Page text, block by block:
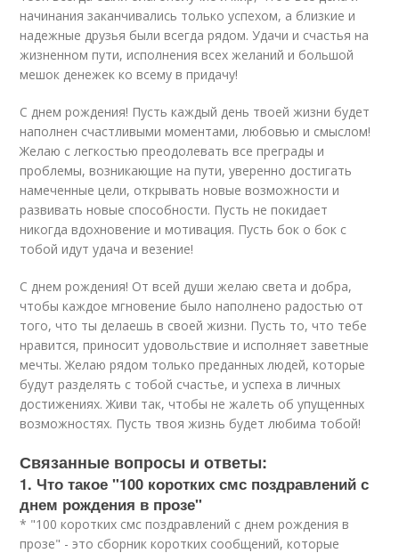
начинания заканчивались только успехом, а близкие и
надежные друзья были всегда рядом. Удачи и счастья на
жизненном пути, исполнения всех желаний и большой
мешок денежек ко всему в придачу!
С днем рождения! Пусть каждый день твоей жизни будет
наполнен счастливыми моментами, любовью и смыслом!
Желаю с легкостью преодолевать все преграды и
проблемы, возникающие на пути, уверенно достигать
намеченные цели, открывать новые возможности и
развивать новые способности. Пусть не покидает
никогда вдохновение и мотивация. Пусть бок о бок с
тобой идут удача и везение!
С днем рождения! От всей души желаю света и добра,
чтобы каждое мгновение было наполнено радостью от
того, что ты делаешь в своей жизни. Пусть то, что тебе
нравится, приносит удовольствие и исполняет заветные
мечты. Желаю рядом только преданных людей, которые
будут разделять с тобой счастье, и успеха в личных
достижениях. Живи так, чтобы не жалеть об упущенных
возможностях. Пусть твоя жизнь будет любима тобой!
Связанные вопросы и ответы:
1. Что такое "100 коротких смс поздравлений с
днем рождения в прозе"
* "100 коротких смс поздравлений с днем рождения в
прозе" - это сборник коротких сообщений, которые